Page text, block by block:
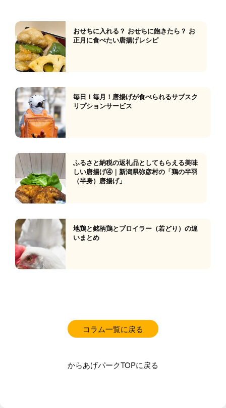
おせちに入れる？ おせちに飽きたら？ お
正月に食べたい唐揚げレシピ
毎日！毎月！唐揚げが食べられるサブスク
リプションサービス
ふるさと納税の返礼品としてもらえる美味
しい唐揚げ④｜新潟県弥彦村の「鶏の半羽
（半身）唐揚げ」
地鶏と銘柄鶏とブロイラー（若どり）の違
いまとめ
コラム一覧に戻る
からあげパークTOPに戻る